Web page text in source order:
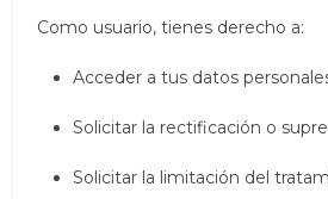
Como usuario, tienes derecho a:
Acceder a tus datos
Solicitar la rectificación o
Solicitar la limitación del